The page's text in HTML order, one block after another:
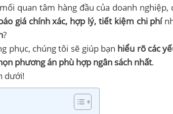
quan tâm hàng đầu của doanh
giá chính xác, hợp lý, tiết kiệm chi phí
?
phục, chúng tôi sẽ giúp bạn hiểu rõ các
phương án phù hợp ngân sách nhất.
dưới!